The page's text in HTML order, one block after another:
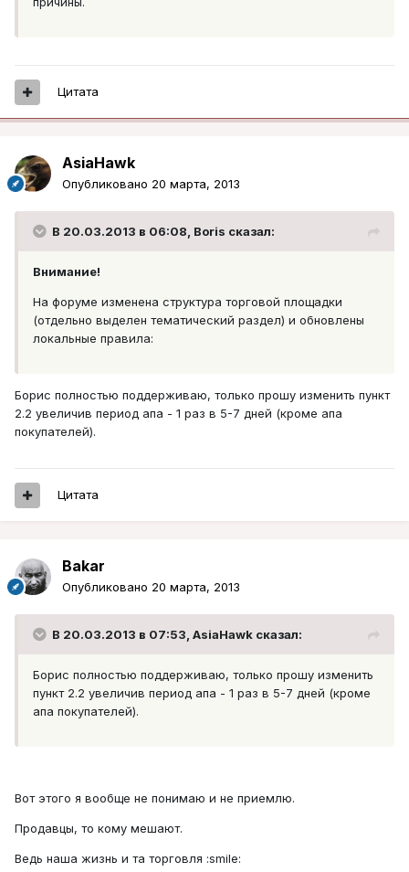
Цитата
AsiaHawk
Опубликовано 20 марта, 2013
В 20.03.2013 в 06:08, Boris сказал:
Внимание!
На форуме изменена структура торговой площадки
(отдельно выделен тематический раздел) и обновлены
локальные правила:
Борис полностью поддерживаю, только прошу изменить пункт
2.2 увеличив период апа - 1 раз в 5-7 дней (кроме апа
покупателей).
Цитата
Bakar
Опубликовано 20 марта, 2013
В 20.03.2013 в 07:53, AsiaHawk сказал:
Борис полностью поддерживаю, только прошу изменить
пункт 2.2 увеличив период апа - 1 раз в 5-7 дней (кроме
апа покупателей).
Вот этого я вообще не понимаю и не приемлю.
Продавцы, то кому мешают.
Ведь наша жизнь и та торговля :smile: